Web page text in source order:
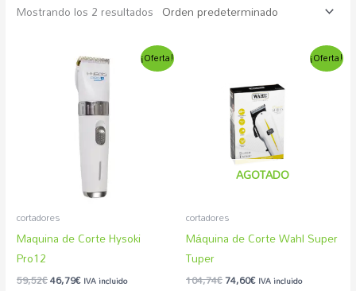
Mostrando los 2 resultados
¡Oferta!
cortadores
Maquina de Corte Hysoki
Pro12
59,52€
precio
original
59,52€.
46,79€
El
precio
actual
46,79€.
IVA incluido
¡Oferta!
AGOTADO
cortadores
Máquina de Corte Wahl Super
Tuper
104,74€
era:
104,74€.
74,60€
actual
es:
74,60€.
IVA incluido